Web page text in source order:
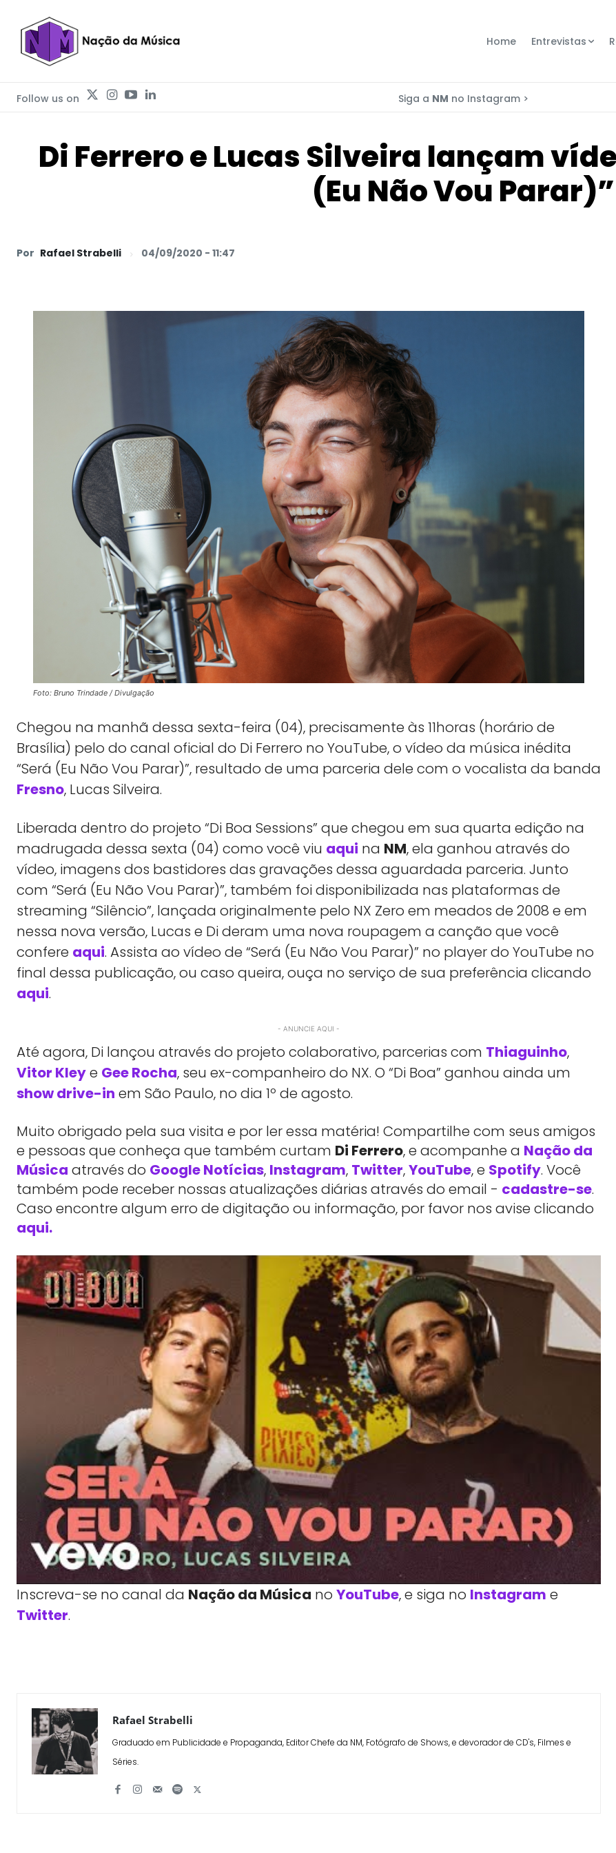
Home Entrevistas
Follow us on Siga a NM no Instagram >
Di Ferrero e Lucas Silveira lançam
(Eu Não Vou Parar)”
Por Rafael Strabelli 04/09/2020 - 11:47
Foto: Bruno Trindade / Divulgação
Chegou na manhã dessa sexta-feira (04), precisamente às 11horas (horário de
Brasília) pelo do canal oficial do Di Ferrero no YouTube, o vídeo da música inédita
“Será (Eu Não Vou Parar)”, resultado de uma parceria dele com o vocalista da banda
Fresno, Lucas Silveira.
Liberada dentro do projeto “Di Boa Sessions” que chegou em sua quarta edição na
madrugada dessa sexta (04) como você viu aqui na NM, ela ganhou através do
vídeo, imagens dos bastidores das gravações dessa aguardada parceria. Junto
com “Será (Eu Não Vou Parar)”, também foi disponibilizada nas plataformas de
streaming “Silêncio”, lançada originalmente pelo NX Zero em meados de 2008 e em
nessa nova versão, Lucas e Di deram uma nova roupagem a canção que você
confere aqui. Assista ao vídeo de “Será (Eu Não Vou Parar)” no player do YouTube no
final dessa publicação, ou caso queira, ouça no serviço de sua preferência clicando
aqui.
- ANUNCIE AQUI -
Até agora, Di lançou através do projeto colaborativo, parcerias com Thiaguinho,
Vitor Kleye Gee Rocha, seu ex-companheiro do NX. O “Di Boa” ganhou ainda um
show drive-in em São Paulo, no dia 1º de agosto.
Muito obrigado pela sua visita e por ler essa matéria! Compartilhe com seus amigos
e pessoas que conheça que também curtam Di Ferrero, e acompanhe a Nação da
Música através do Google Notícias, Instagram, Twitter,YouTube, e Spotify. Você
também pode receber nossas atualizações diárias através do email - cadastre-se.
Caso encontre algum erro de digitação ou informação, por favor nos avise clicando
aqui.
Inscreva-se no canal da Nação da Música no YouTube, e siga no Instagram e
Twitter.
Rafael Strabelli
Graduado em Publicidade e Propaganda, Editor Chefe da NM, Fotógrafo de Shows, e devorador de CD's, Filmes e
Séries.